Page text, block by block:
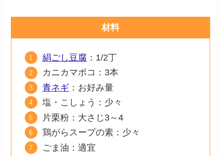
材料
絹ごし豆腐 ：1/2丁
カニカマボコ：3本
青ネギ ：お好み量
塩・こしょう：少々
片栗粉：大さじ3～4
鶏がらスープの素：少々
ごま油：適宜